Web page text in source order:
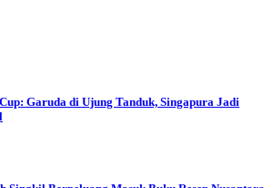
Garuda di Ujung Tanduk, Singapura Jadi